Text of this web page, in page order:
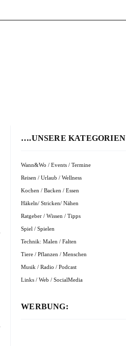
….UNSERE KATEGORIEN
Wann&Wo / Events / Termine
Reisen / Urlaub / Wellness
Kochen / Backen / Essen
Häkeln/ Stricken/ Nähen
Ratgeber / Wissen / Tipps
Spiel / Spielen
Technik: Malen / Falten
Tiere / Pflanzen / Menschen
Musik / Radio / Podcast
Links / Web / SocialMedia
WERBUNG: